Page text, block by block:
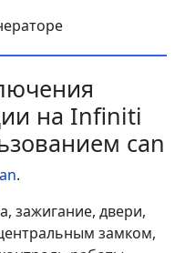
на Infiniti
can
.
зажигание, двери,
замком,